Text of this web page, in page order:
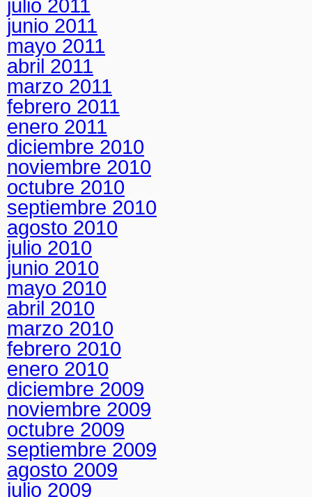
julio 2011
junio 2011
mayo 2011
abril 2011
marzo 2011
febrero 2011
enero 2011
diciembre 2010
noviembre 2010
octubre 2010
septiembre 2010
agosto 2010
julio 2010
junio 2010
mayo 2010
abril 2010
marzo 2010
febrero 2010
enero 2010
diciembre 2009
noviembre 2009
octubre 2009
septiembre 2009
agosto 2009
julio 2009